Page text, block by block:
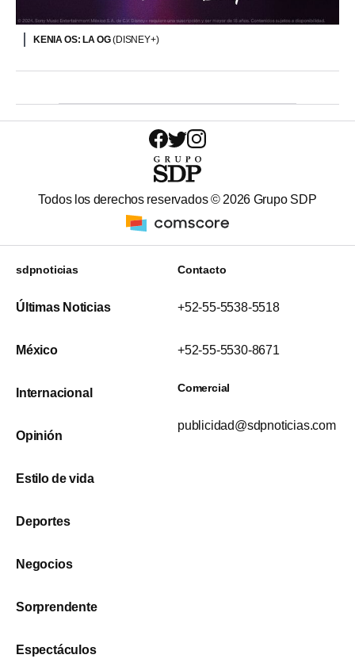
KENIA OS: LA OG(DISNEY+)
Todos los derechos reservados © 2026 Grupo SDP
sdpnoticias
Últimas Noticias
México
Internacional
Opinión
Estilo de vida
Deportes
Negocios
Sorprendente
Espectáculos
Contacto
+52-55-5538-5518
+52-55-5530-8671
Comercial
publicidad@sdpnoticias.com